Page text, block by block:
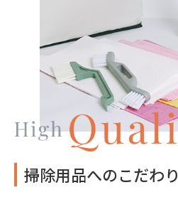
掃除用品へのこだわり